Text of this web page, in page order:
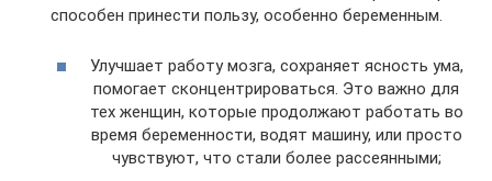
способен принести пользу, особенно беременным.
Улучшает работу мозга, сохраняет ясность ума,
помогает сконцентрироваться. Это важно для
тех женщин, которые продолжают работать во
время беременности, водят машину, или просто
чувствуют, что стали более рассеянными;